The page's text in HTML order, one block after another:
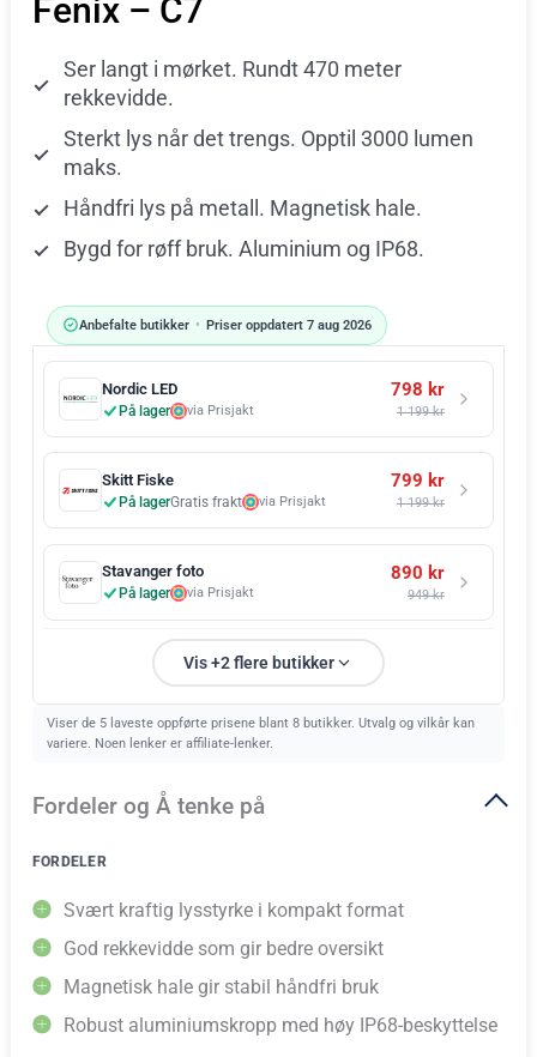
Fenix – C7
Ser langt i mørket. Rundt 470 meter
rekkevidde.
Sterkt lys når det trengs. Opptil 3000 lumen
maks.
Håndfri lys på metall. Magnetisk hale.
Bygd for røff bruk. Aluminium og IP68.
Anbefalte butikker • Priser oppdatert 7 aug 2026
Nordic LED
På lager via Prisjakt
798 kr
1 199 kr
Skitt Fiske
På lagerGratis frakt via Prisjakt
799 kr
1 199 kr
Stavanger foto
På lager via Prisjakt
890 kr
949 kr
Vis +2 flere butikker
Viser de 5 laveste oppførte prisene blant 8 butikker. Utvalg og vilkår kan
variere. Noen lenker er affiliate-lenker.
Fordeler og Å tenke på
FORDELER
Svært kraftig lysstyrke i kompakt format
God rekkevidde som gir bedre oversikt
Magnetisk hale gir stabil håndfri bruk
Robust aluminiumskropp med høy IP68-beskyttelse